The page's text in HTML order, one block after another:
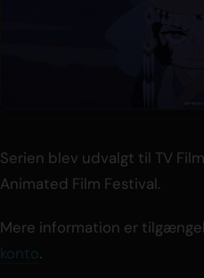
Serien blev udvalgt til TV
Animated Film Festival.
Mere information er
konto.